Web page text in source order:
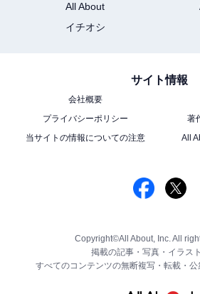
All About
イチオシ
サイト情報
会社概要
プライバシーポリシー
著
当サイトの情報についての注意
All
Copyright©All About, Inc. All
掲載の記事・写真・イラスト
すべてのコンテンツの無断複写・転載・公